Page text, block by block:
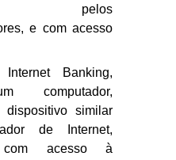
pelos
e com acesso
Banking,
computador,
dispositivo similar
de Internet,
com acesso à